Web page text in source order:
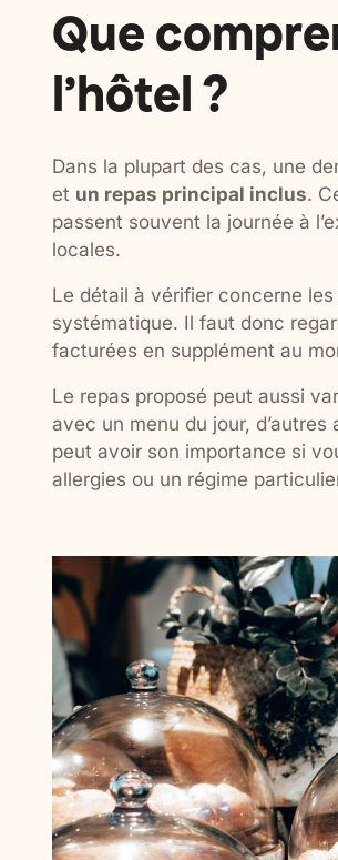
Que
l’hôtel ?
Dans la plupart des cas, une
et un repas principal inclus.
passent souvent la journée à
locales.
Le détail à vérifier concerne
systématique. Il faut donc
facturées en supplément au
Le repas proposé peut aussi
avec un menu du jour,
peut avoir son importance si
allergies ou un régime